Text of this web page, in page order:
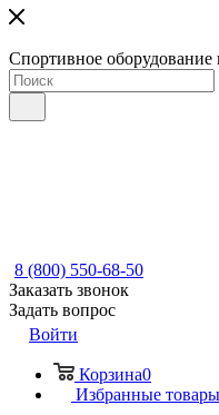
Спортивное оборудование
8 (800) 550-68-50
Заказать звонок
Задать вопрос
Войти
Корзина0
Избранные товары